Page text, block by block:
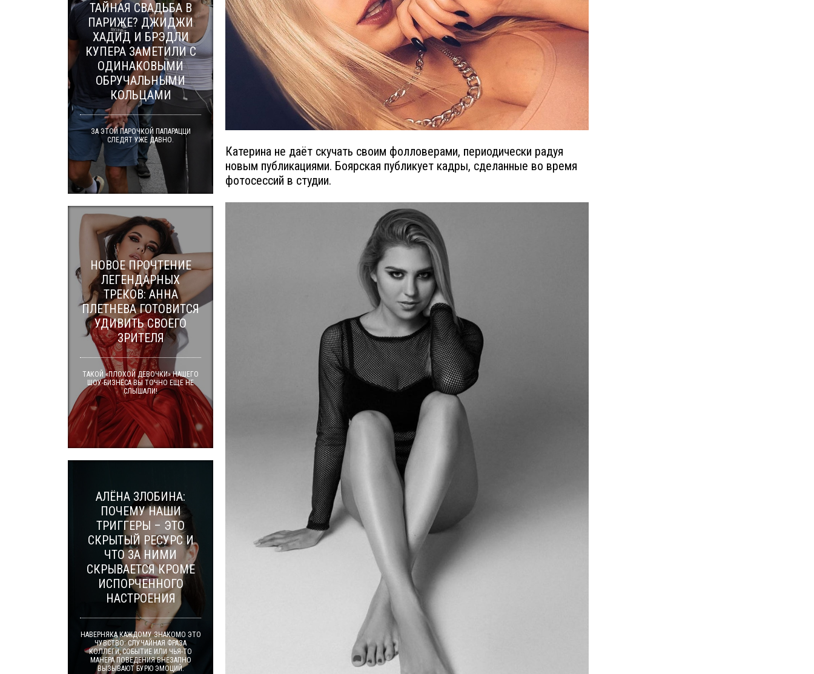
Катерина не даёт скучать своим фолловерами, периодически радуя
новым публикациями. Боярская публикует кадры, сделанные во время
фотосессий в студии.
ТАЙНАЯ СВАДЬБА В
ПАРИЖЕ? ДЖИДЖИ
ХАДИД И БРЭДЛИ
КУПЕРА ЗАМЕТИЛИ С
ОДИНАКОВЫМИ
ОБРУЧАЛЬНЫМИ
КОЛЬЦАМИ
ЗА ЭТОЙ ПАРОЧКОЙ ПАПАРАЦЦИ
СЛЕДЯТ УЖЕ ДАВНО.
НОВОЕ ПРОЧТЕНИЕ
ЛЕГЕНДАРНЫХ
ТРЕКОВ: АННА
ПЛЕТНЕВА ГОТОВИТСЯ
УДИВИТЬ СВОЕГО
ЗРИТЕЛЯ
ТАКОЙ «ПЛОХОЙ ДЕВОЧКИ» НАШЕГО
ШОУ-БИЗНЕСА ВЫ ТОЧНО ЕЩЕ НЕ
СЛЫШАЛИ!
АЛЁНА ЗЛОБИНА:
ПОЧЕМУ НАШИ
ТРИГГЕРЫ – ЭТО
СКРЫТЫЙ РЕСУРС И
ЧТО ЗА НИМИ
СКРЫВАЕТСЯ КРОМЕ
ИСПОРЧЕННОГО
НАСТРОЕНИЯ
НАВЕРНЯКА КАЖДОМУ ЗНАКОМО ЭТО
ЧУВСТВО: СЛУЧАЙНАЯ ФРАЗА
КОЛЛЕГИ, СОБЫТИЕ ИЛИ ЧЬЯ-ТО
МАНЕРА ПОВЕДЕНИЯ ВНЕЗАПНО
ВЫЗЫВАЮТ БУРЮ ЭМОЦИЙ.